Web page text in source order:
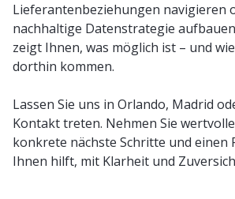
Lieferantenbeziehungen navigieren
nachhaltige Datenstrategie
zeigt Ihnen, was möglich ist – und
dorthin kommen.
Lassen Sie uns in Orlando, Madrid
Kontakt treten. Nehmen Sie
konkrete nächste Schritte und einen
Ihnen hilft, mit Klarheit und